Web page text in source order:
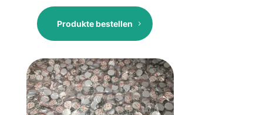
Produkte bestellen